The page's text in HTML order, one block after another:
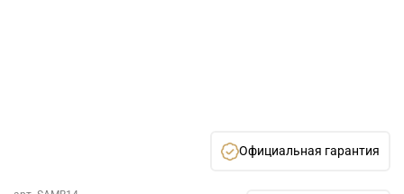
Официальная гарантия